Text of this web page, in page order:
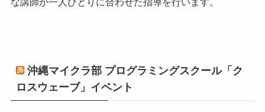
沖縄マイクラ部 プログラミングスクール「ク
ロスウェーブ」イベント